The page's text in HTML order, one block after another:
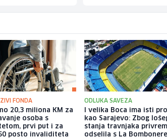
FONDA
20,3 miliona KM za
osoba s
prvi put i za
posto invaliditeta
ODLUKA SAVEZA
I velika Boca ima isti
kao Sarajevo: Zbog
stanja travnjaka
odselila s La Bombonere